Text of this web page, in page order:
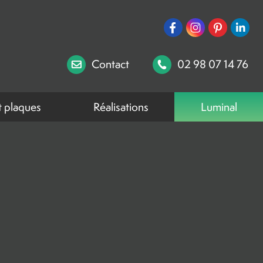
Contact 02 98 07 14 76
plaques Réalisations Luminal